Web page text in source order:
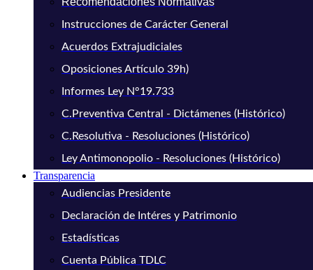
Instrucciones de Carácter General
Acuerdos Extrajudiciales
Oposiciones Artículo 39h)
Informes Ley N°19.733
C.Preventiva Central - Dictámenes (Histórico)
C.Resolutiva - Resoluciones (Histórico)
Ley Antimonopolio - Resoluciones (Histórico)
Transparencia
Audiencias Presidente
Declaración de Intéres y Patrimonio
Estadísticas
Cuenta Pública TDLC